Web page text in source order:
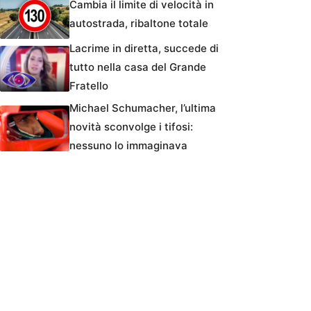
Cambia il limite di velocità in
autostrada, ribaltone totale
Lacrime in diretta, succede di
tutto nella casa del Grande
Fratello
Michael Schumacher, l’ultima
novità sconvolge i tifosi:
nessuno lo immaginava